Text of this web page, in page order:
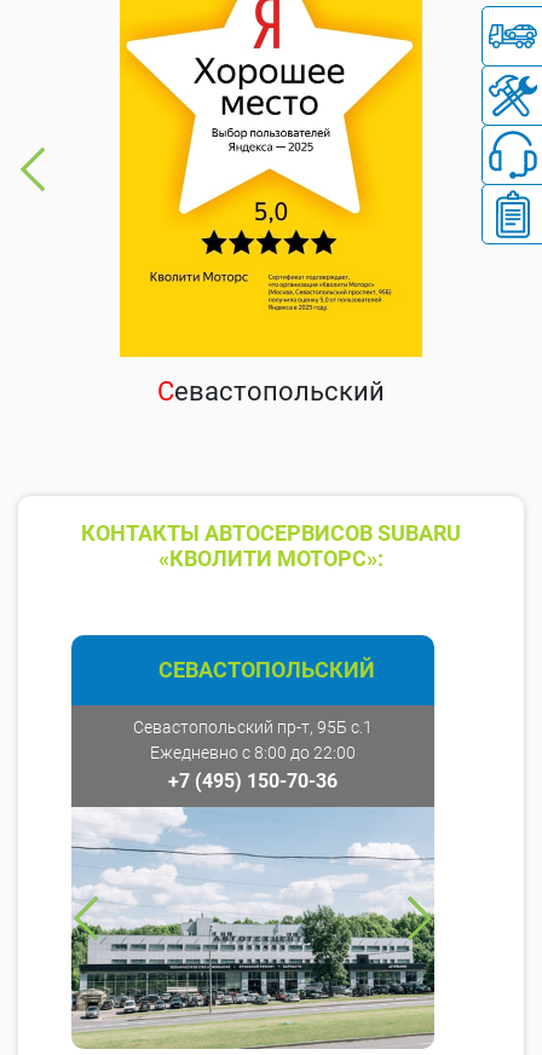
Севастопольский
КОНТАКТЫ АВТОСЕРВИСОВ SUBARU
«КВОЛИТИ МОТОРС»:
СЕВАСТОПОЛЬСКИЙ
Севастопольский пр-т, 95Б с.1
Ежедневно с 8:00 до 22:00
+7 (495) 150-70-36